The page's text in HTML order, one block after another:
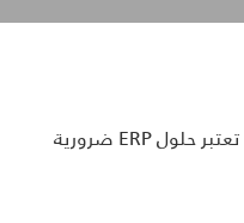
ERP مقابل البرامج التقليدية: لماذا تعتبر حلول ERP ضرورية